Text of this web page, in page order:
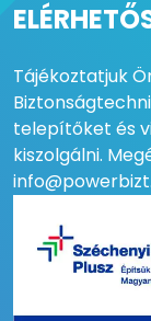
Tájékoztatjuk
telepítőket és
kiszolgálni.